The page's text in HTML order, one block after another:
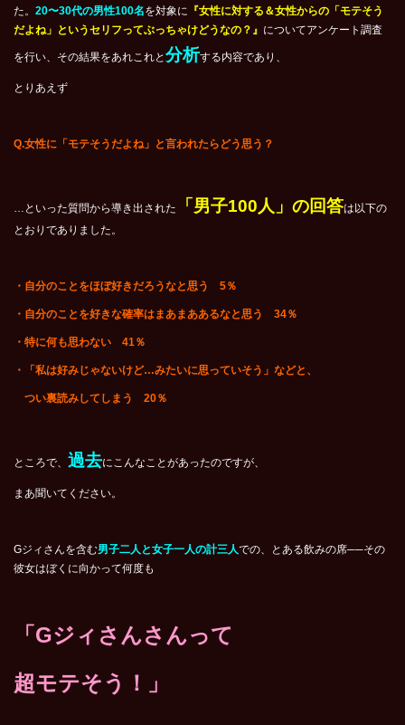
た。 20〜30代の男性100名を対象に 『女性に対する＆女性からの「モテそう
だよね」というセリフってぶっちゃけどうなの？』 についてアンケート調査
を行い、その結果をあれこれと分析する内容であり、
とりあえず
Q.女性に「モテそうだよね」と言われたらどう思う？
…といった質問から導き出された 「男子100人」の回答は以下の
とおりでありました。
・自分のことをほぼ好きだろうなと思う 5％
・自分のことを好きな確率はまあまああるなと思う 34％
・特に何も思わない 41％
・「私は好みじゃないけど…みたいに思っていそう」などと、
つい裏読みしてしまう 20％
ところで、 過去にこんなことがあったのですが、
まあ聞いてください。
Gジィさんを含む男子二人と女子一人の計三人での、とある飲みの席──その
彼女はぼくに向かって何度も
「Gジィさんさんって
超モテそう！」